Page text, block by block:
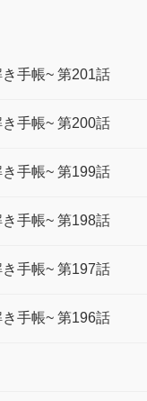
手帳~ 第201話
手帳~ 第200話
手帳~ 第199話
手帳~ 第198話
手帳~ 第197話
手帳~ 第196話